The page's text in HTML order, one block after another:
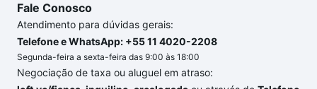
Fale Conosco
Atendimento para dúvidas gerais:
Telefone e WhatsApp: +55 11 4020-2208
Segunda-feira a sexta-feira das 9:00 às 18:00
Negociação de taxa ou aluguel em atraso: